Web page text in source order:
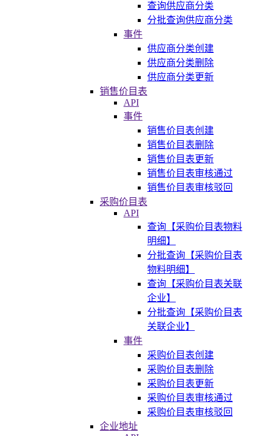
查询供应商分类
分批查询供应商分类
事件
供应商分类创建
供应商分类删除
供应商分类更新
销售价目表
API
事件
销售价目表创建
销售价目表删除
销售价目表更新
销售价目表审核通过
销售价目表审核驳回
采购价目表
API
查询【采购价目表物料
明细】
分批查询【采购价目表
物料明细】
查询【采购价目表关联
企业】
分批查询【采购价目表
关联企业】
事件
采购价目表创建
采购价目表删除
采购价目表更新
采购价目表审核通过
采购价目表审核驳回
企业地址